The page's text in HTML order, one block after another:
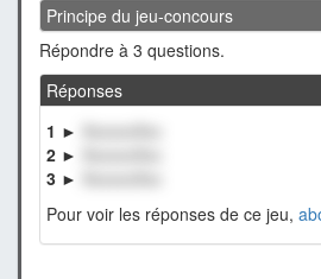
Principe du jeu-concours
Répondre à 3 questions.
Réponses
1 ►
XxxxxxXxx
2 ►
3 ►
Pour voir les réponses de ce jeu,